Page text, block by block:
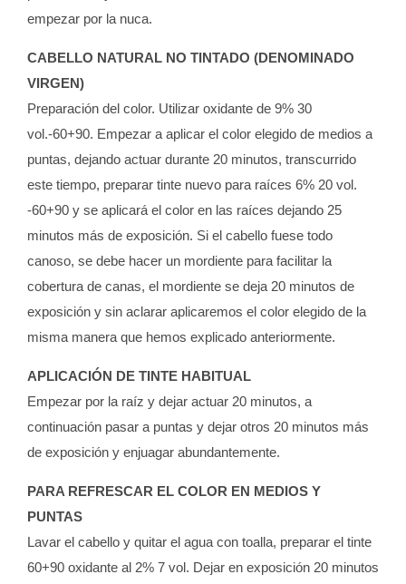
empezar por la nuca.
CABELLO NATURAL NO TINTADO (DENOMINADO
VIRGEN)
Preparación del color. Utilizar oxidante de 9% 30
vol.-60+90. Empezar a aplicar el color elegido de medios a
puntas, dejando actuar durante 20 minutos, transcurrido
este tiempo, preparar tinte nuevo para raíces 6% 20 vol.
-60+90 y se aplicará el color en las raíces dejando 25
minutos más de exposición. Si el cabello fuese todo
canoso, se debe hacer un mordiente para facilitar la
cobertura de canas, el mordiente se deja 20 minutos de
exposición y sin aclarar aplicaremos el color elegido de la
misma manera que hemos explicado anteriormente.
APLICACIÓN DE TINTE HABITUAL
Empezar por la raíz y dejar actuar 20 minutos, a
continuación pasar a puntas y dejar otros 20 minutos más
de exposición y enjuagar abundantemente.
PARA REFRESCAR EL COLOR EN MEDIOS Y
PUNTAS
Lavar el cabello y quitar el agua con toalla, preparar el tinte
60+90 oxidante al 2% 7 vol. Dejar en exposición 20 minutos